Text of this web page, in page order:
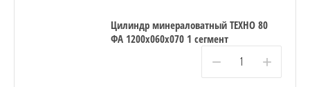
Цилиндр минераловатный ТЕХНО 80
ФА 1200x060x070 1 сегмент
− +